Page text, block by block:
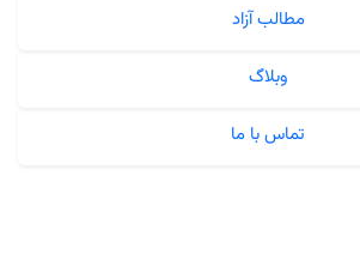
مطالب آزاد
وبلاگ
تماس با ما